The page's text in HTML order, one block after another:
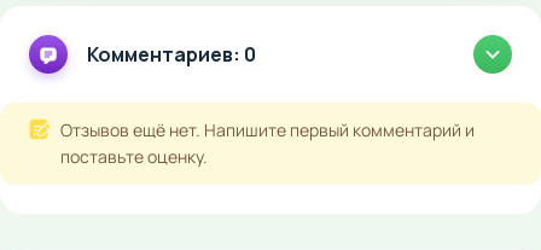
Комментариев: 0
Отзывов ещё нет. Напишите первый комментарий и
поставьте оценку.